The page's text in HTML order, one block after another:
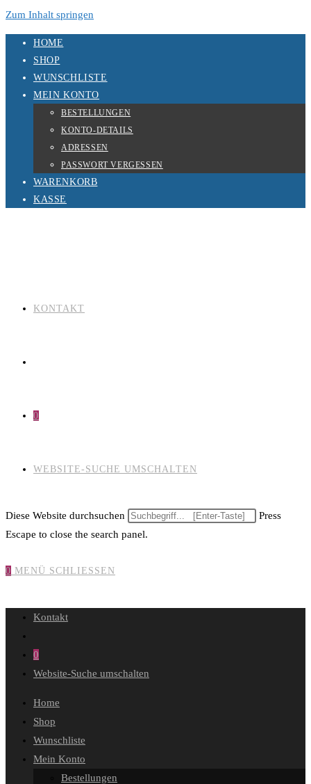
Zum Inhalt springen
HOME
SHOP
WUNSCHLISTE
MEIN KONTO
BESTELLUNGEN
KONTO-DETAILS
ADRESSEN
PASSWORT VERGESSEN
WARENKORB
KASSE
KONTAKT
0
WEBSITE-SUCHE UMSCHALTEN
Diese Website durchsuchen
Press
Escape to close the search panel.
0 MENÜ SCHLIESSEN
Kontakt
0
Website-Suche umschalten
Home
Shop
Wunschliste
Mein Konto
Bestellungen